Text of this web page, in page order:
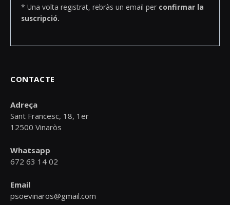
* Una volta registrat, rebràs un email per confirmar la
suscripció.
CONTACTE
Adreça
Sant Francesc, 18, 1er
12500 Vinaròs
Whatsapp
672 63 14 02
Email
psoevinaros@gmail.com